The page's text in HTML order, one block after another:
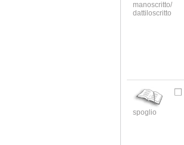
manoscritto/
dattiloscritto
spoglio